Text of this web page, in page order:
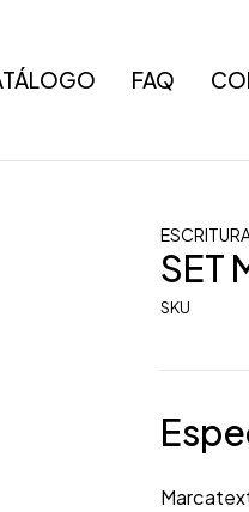
FAQ
SET
SKU